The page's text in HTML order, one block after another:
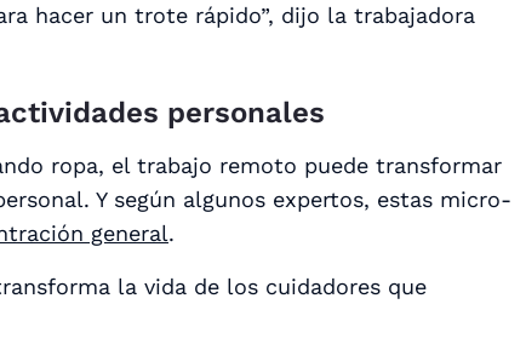
hacer un trote rápido”, dijo la trabajadora
personales
ropa, el trabajo remoto puede transformar
Y según algunos expertos, estas micro-
general.
la vida de los cuidadores que